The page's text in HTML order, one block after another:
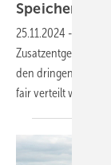
25.11.2024 -
Zusatzentgelten für
den dringend
fair verteilt werden